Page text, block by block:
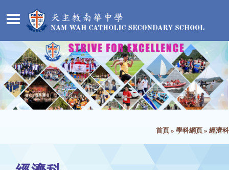
首頁 » 學科網頁 » 經濟科